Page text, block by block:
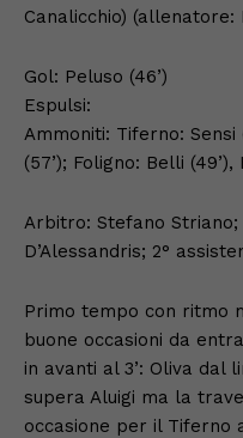
Canalicchio) (allenatore:
Gol: Peluso (46’)
Espulsi:
Ammoniti: Tiferno: Sensi
(57’); Foligno: Belli (49’),
Arbitro: Stefano Striano;
D’Alessandris; 2°
Primo tempo con ritmo
buone occasioni da
in avanti al 3’: Oliva dal
supera Aluigi ma la
occasione per il Tiferno